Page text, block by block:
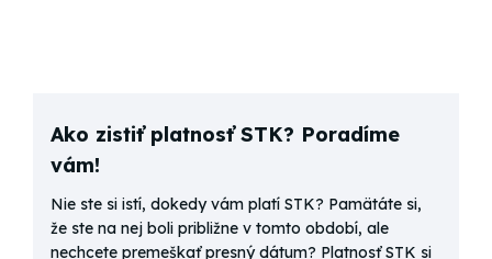
Ako zistiť platnosť STK? Poradíme
vám!
Nie ste si istí, dokedy vám platí STK? Pamätáte si,
že ste na nej boli približne v tomto období, ale
nechcete premeškať presný dátum? Platnosť STK si